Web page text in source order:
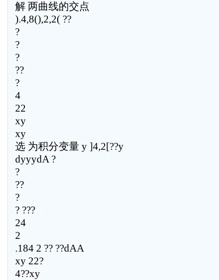
解 两曲线的交点
).4,8(),2,2( ??
?
?
?
??
?
4
22
xy
xy
选 为积分变量 y ]4,2[??y
dyyydA ?
?
??
?
? ???
24
2
.184 2 ?? ??dAA
xy 22?
4??xy